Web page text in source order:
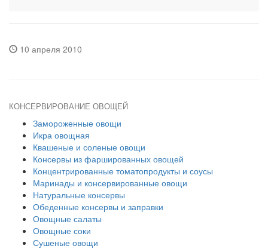
10 апреля 2010
КОНСЕРВИРОВАНИЕ ОВОЩЕЙ
Замороженные овощи
Икра овощная
Квашеные и соленые овощи
Консервы из фаршированных овощей
Концентрированные томатопродукты и соусы
Маринады и консервированные овощи
Натуральные консервы
Обеденные консервы и заправки
Овощные салаты
Овощные соки
Сушеные овощи